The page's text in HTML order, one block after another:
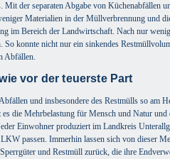
der separaten Abgabe von Küchenabfällen
Materialien in der Müllverbrennung und
im Bereich der Landwirtschaft. Nach nur
konnte nicht nur ein sinkendes
Abfällen.
vor der teuerste Part
und insbesondere des Restmülls so am
die Mehrbelastung für Mensch und Natur
Einwohner produziert im Landkreis
passen. Immerhin lassen sich von dieser
und Restmüll zurück, die ihre